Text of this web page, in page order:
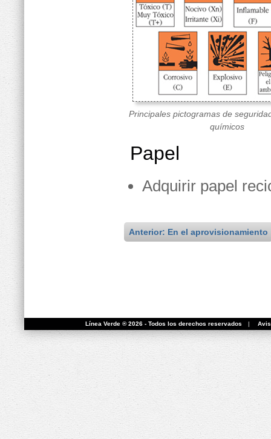
Principales pictogramas de
químicos
Papel
Adquirir papel
Anterior: En el aprovisionamiento
Línea Verde ® 2026 - Todos los derechos reservados |